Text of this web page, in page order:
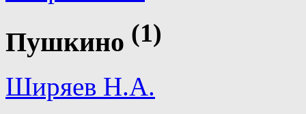
Пушкино (1)
Ширяев Н.А.